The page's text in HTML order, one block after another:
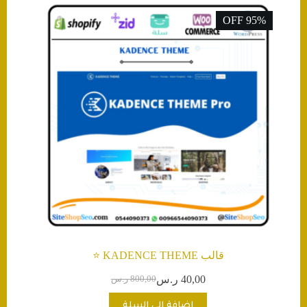
95% OFF
قالب KADENCE THEME ⭐️
800,00 ر.س السعر
40,00 ر.سالسعر